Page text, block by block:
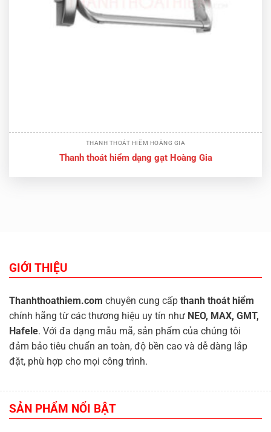
THANH THOÁT HIỂM HOÀNG GIA
Thanh thoát hiểm dạng gạt Hoàng Gia
GIỚI THIỆU
Thanhthoathiem.com chuyên cung cấp thanh thoát hiểm
chính hãng từ các thương hiệu uy tín như NEO, MAX, GMT,
Hafele. Với đa dạng mẫu mã, sản phẩm của chúng tôi
đảm bảo tiêu chuẩn an toàn, độ bền cao và dễ dàng lắp
đặt, phù hợp cho mọi công trình.
SẢN PHẨM NỔI BẬT